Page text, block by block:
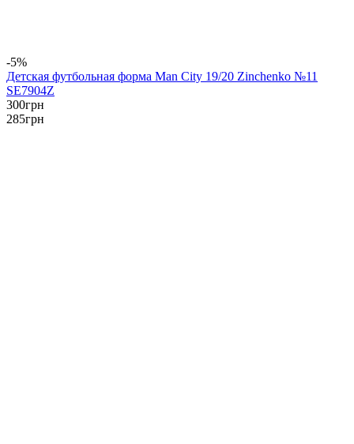
-5%
Детская футбольная форма Man City 19/20 Zinchenko №11
SE7904Z
300грн
285грн